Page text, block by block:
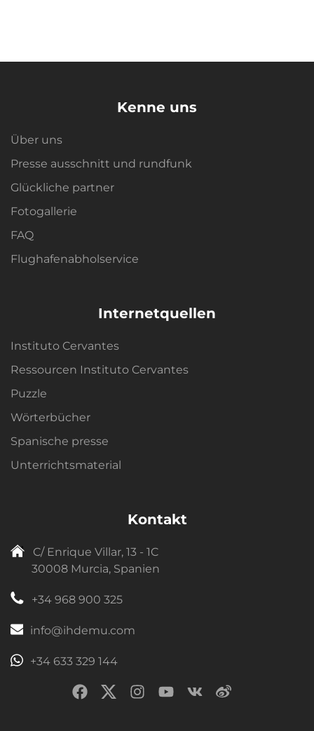
Kenne uns
Über uns
Presse ausschnitt und rundfunk
Glückliche partner
Fotogallerie
FAQ
Flughafenabholservice
Internetquellen
Instituto Cervantes
Ressourcen Instituto Cervantes
Puzzle
Wörterbücher
Spanische presse
Unterrichtsmaterial
Kontakt
C/ Enrique Villar, 13 - 1C
30008 Murcia, Spanien
+34 968 900 325
info@ihdemu.com
+34 633 329 144